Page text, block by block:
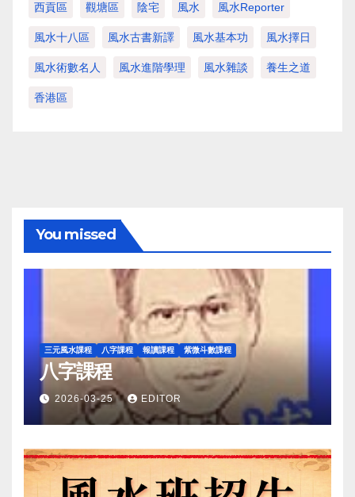
西貢區 觀塘區 陰宅 風水 風水Reporter
風水十八區 風水古書新譯 風水基本功 風水擇日
風水術數名人 風水進階學理 風水雜談 養生之道
香港區
You missed
三元風水課程 八字課程 報讀課程 紫微斗數課程
八字課程
2026-03-25 EDITOR